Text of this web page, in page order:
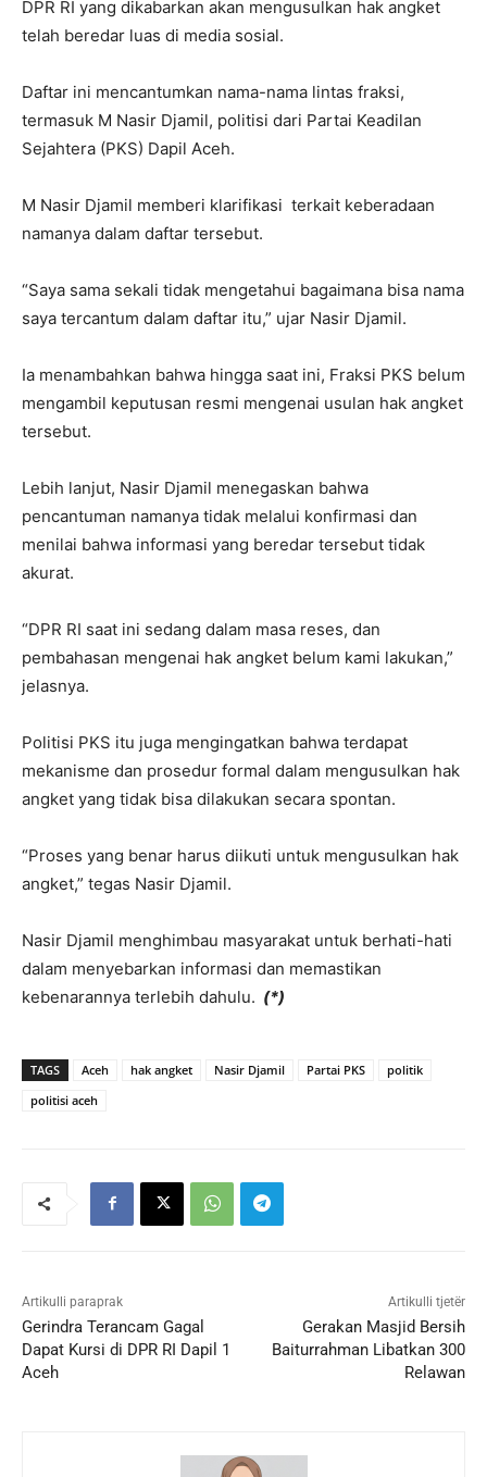
DPR RI yang dikabarkan akan mengusulkan hak angket
telah beredar luas di media sosial.
Daftar ini mencantumkan nama-nama lintas fraksi,
termasuk M Nasir Djamil, politisi dari Partai Keadilan
Sejahtera (PKS) Dapil Aceh.
M Nasir Djamil memberi klarifikasi terkait keberadaan
namanya dalam daftar tersebut.
“Saya sama sekali tidak mengetahui bagaimana bisa nama
saya tercantum dalam daftar itu,” ujar Nasir Djamil.
Ia menambahkan bahwa hingga saat ini, Fraksi PKS belum
mengambil keputusan resmi mengenai usulan hak angket
tersebut.
Lebih lanjut, Nasir Djamil menegaskan bahwa
pencantuman namanya tidak melalui konfirmasi dan
menilai bahwa informasi yang beredar tersebut tidak
akurat.
“DPR RI saat ini sedang dalam masa reses, dan
pembahasan mengenai hak angket belum kami lakukan,”
jelasnya.
Politisi PKS itu juga mengingatkan bahwa terdapat
mekanisme dan prosedur formal dalam mengusulkan hak
angket yang tidak bisa dilakukan secara spontan.
“Proses yang benar harus diikuti untuk mengusulkan hak
angket,” tegas Nasir Djamil.
Nasir Djamil menghimbau masyarakat untuk berhati-hati
dalam menyebarkan informasi dan memastikan
kebenarannya terlebih dahulu. (*)
TAGS Aceh hak angket Nasir Djamil Partai PKS
politik
politisi aceh
Artikulli paraprak
Gerindra Terancam Gagal
Dapat Kursi di DPR RI Dapil 1
Aceh
Artikulli tjetër
Gerakan Masjid Bersih
Baiturrahman Libatkan 300
Relawan